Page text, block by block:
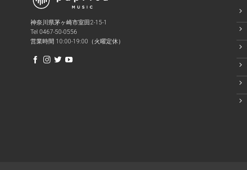
神奈川県茅ヶ崎市室田2-15-1
Tel 0467-50-0556
営業時間 10:00-19:00（火曜定休）